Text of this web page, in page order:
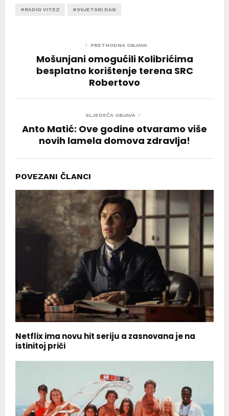
#RADIO VITEZ #SVJETSKI DAN
PRETHODNA OBJAVA
Mošunjani omogućili Kolibrićima
besplatno korištenje terena SRC
Robertovo
SLJEDEĆA OBJAVA
Anto Matić: Ove godine otvaramo više
novih lamela domova zdravlja!
POVEZANI ČLANCI
Netflix ima novu hit seriju a zasnovana je na
istinitoj priči